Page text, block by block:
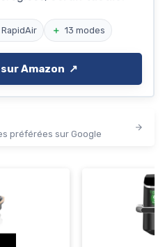
RapidAir ＋ 13 modes
Amazon ↗️
préférées sur Google